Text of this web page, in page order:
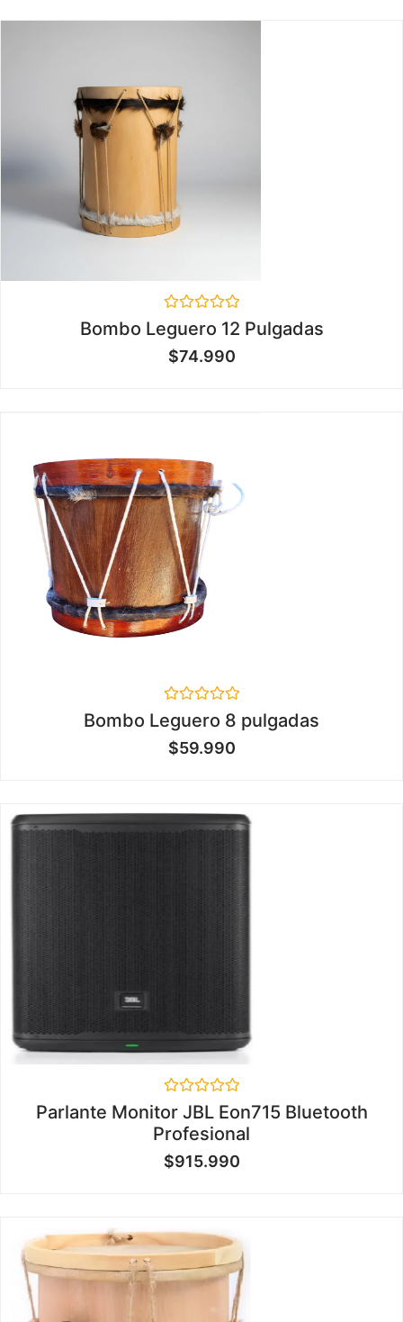
en
0
de
Bombo Leguero 12 Pulgadas
$74.990
en
0
de
Bombo Leguero 8 pulgadas
$59.990
Valorado
en
0
de
5
Parlante Monitor JBL Eon715 Bluetooth
Profesional
$915.990